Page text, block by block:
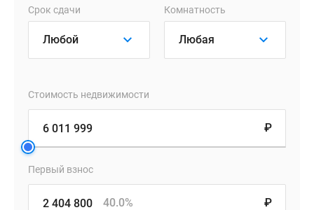
Срок сдачи Комнатность
Стоимость недвижимости
₽
Первый взнос
₽
40.0%